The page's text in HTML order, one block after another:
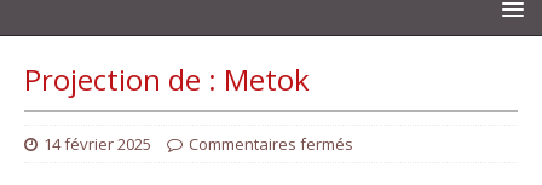
Projection de : Metok
14 février 2025 Commentaires fermés